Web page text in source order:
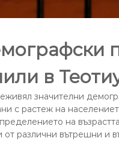
в
значителни
с растеж на
на
от различни вътрешни и